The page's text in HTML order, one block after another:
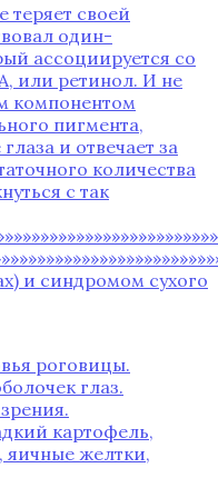
теряет своей
один-
ассоциируется со
или ретинол. И не
компонентом
пигмента,
и отвечает за
количества
с так
и синдромом сухого
роговицы.
глаз.
картофель,
яичные желтки,